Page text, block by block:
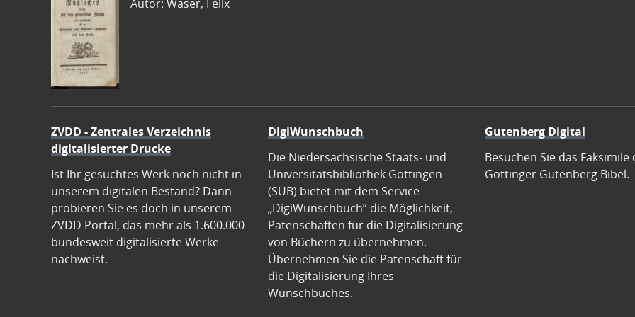
Autor: Waser, Felix
ZVDD - Zentrales Verzeichnis
digitalisierter Drucke
Ist Ihr gesuchtes Werk noch nicht in
unserem digitalen Bestand? Dann
probieren Sie es doch in unserem
ZVDD Portal, das mehr als 1.600.000
bundesweit digitalisierte Werke
nachweist.
DigiWunschbuch
Die Niedersächsische Staats- und
Universitätsbibliothek Göttingen
(SUB) bietet mit dem Service
„DigiWunschbuch” die Möglichkeit,
Patenschaften für die Digitalisierung
von Büchern zu übernehmen.
Übernehmen Sie die Patenschaft für
die Digitalisierung Ihres
Wunschbuches.
Gutenberg Digital
Besuchen Sie das Faksimile
Göttinger Gutenberg Bibel.